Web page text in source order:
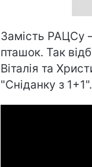
Замість РАЦСу
пташок. Так
Віталія та
"Сніданку з